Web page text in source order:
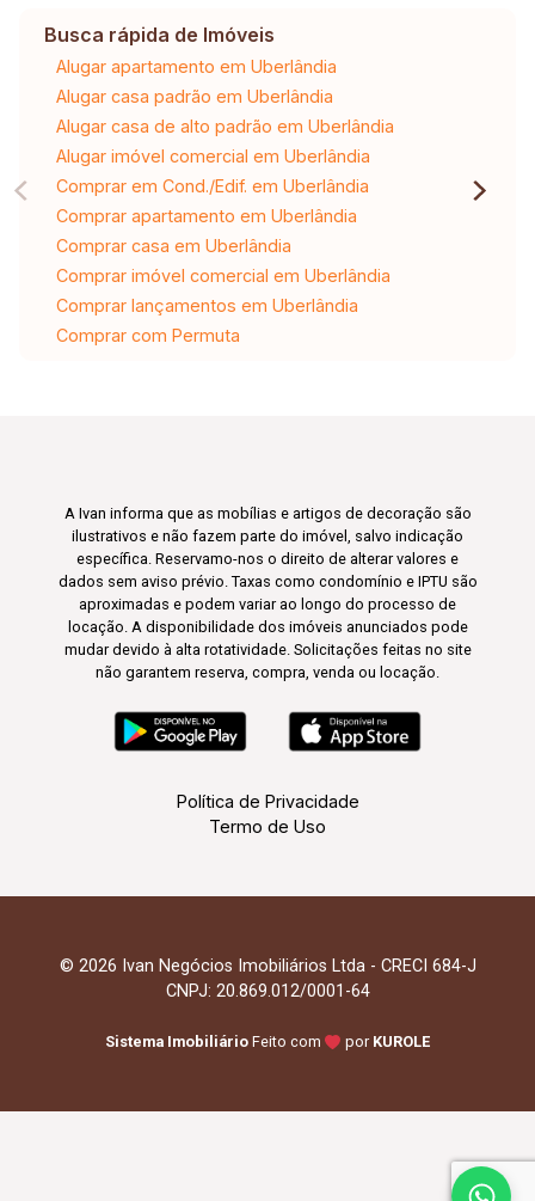
Busca rápida de Imóveis
Alugar apartamento em Uberlândia
Alugar casa padrão em Uberlândia
Alugar casa de alto padrão em Uberlândia
Alugar imóvel comercial em Uberlândia
Comprar em Cond./Edif. em Uberlândia
Comprar apartamento em Uberlândia
Comprar casa em Uberlândia
Comprar imóvel comercial em Uberlândia
Comprar lançamentos em Uberlândia
Comprar com Permuta
A Ivan informa que as mobílias e artigos de decoração são
ilustrativos e não fazem parte do imóvel, salvo indicação
específica. Reservamo-nos o direito de alterar valores e
dados sem aviso prévio. Taxas como condomínio e IPTU são
aproximadas e podem variar ao longo do processo de
locação. A disponibilidade dos imóveis anunciados pode
mudar devido à alta rotatividade. Solicitações feitas no site
não garantem reserva, compra, venda ou locação.
Política de Privacidade
Termo de Uso
© 2026 Ivan Negócios Imobiliários Ltda - CRECI 684-J
CNPJ: 20.869.012/0001-64
Sistema Imobiliário Feito com por KUROLE